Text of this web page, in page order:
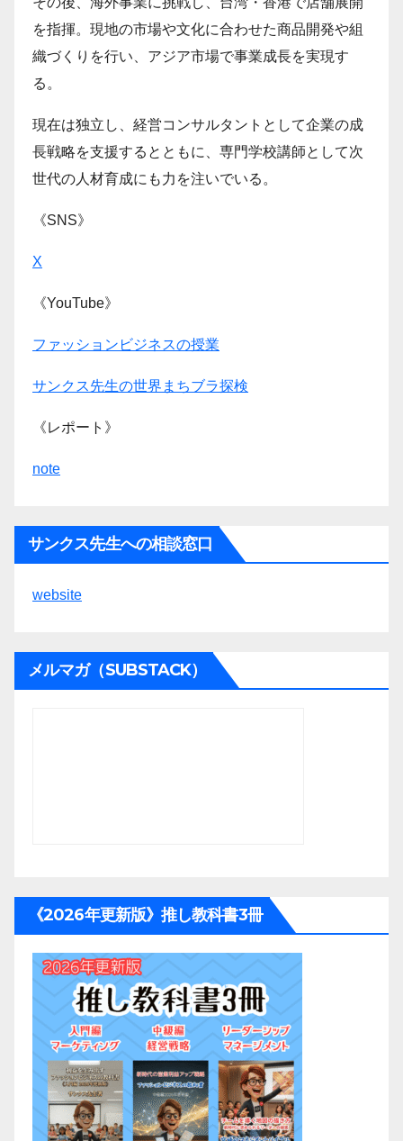
を指揮。現地の市場や文化に合わせた商品開発や組
織づくりを行い、アジア市場で事業成長を実現す
る。
現在は独立し、経営コンサルタントとして企業の成
長戦略を支援するとともに、専門学校講師として次
世代の人材育成にも力を注いでいる。
《SNS》
X
《YouTube》
ファッションビジネスの授業
サンクス先生の世界まちブラ探検
《レポート》
note
サンクス先生への相談窓口
website
メルマガ（SUBSTACK）
《2026年更新版》推し教科書3冊